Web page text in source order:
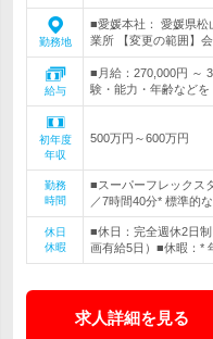
勤務地
■愛媛本社： 愛媛県松
業所 【変更の範囲】
給与
■月給：270,000円 ～
験・能力・年齢など
初年度
年収
500万円～600万円
勤務
時間
■スーパーフレックス
／7時間40分* 標準的
休日
休暇
■休日：完全週休2日
画有給5日）■休暇：*
求人詳細を見る